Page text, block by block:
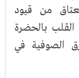
من قيود
بالحضرة
الصوفية في